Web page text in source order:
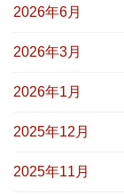
2026年6月
2026年3月
2026年1月
2025年12月
2025年11月